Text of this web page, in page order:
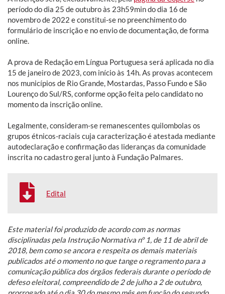
período do dia 25 de outubro às 23h59min do dia 16 de
novembro de 2022 e constitui-se no preenchimento do
formulário de inscrição e no envio de documentação, de forma
online.
A prova de Redação em Língua Portuguesa será aplicada no dia
15 de janeiro de 2023, com início às 14h. As provas acontecem
nos municípios de Rio Grande, Mostardas, Passo Fundo e São
Lourenço do Sul/RS, conforme opção feita pelo candidato no
momento da inscrição online.
Legalmente, consideram-se remanescentes quilombolas os
grupos étnicos-raciais cuja caracterização é atestada mediante
autodeclaração e confirmação das lideranças da comunidade
inscrita no cadastro geral junto à Fundação Palmares.
Edital
Este material foi produzido de acordo com as normas
disciplinadas pela Instrução Normativa nº 1, de 11 de abril de
2018, bem como se ancora e respeita os demais materiais
publicados até o momento no que tange o regramento para a
comunicação pública dos órgãos federais durante o período de
defeso eleitoral, compreendido de 2 de julho a 2 de outubro,